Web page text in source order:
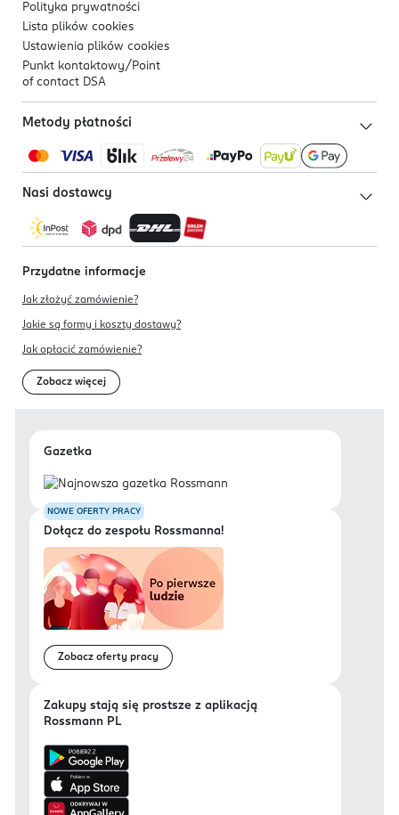
Polityka prywatności
Lista plików cookies
Ustawienia plików cookies
Punkt kontaktowy/ Point
of contact DSA
Metody płatności
Nasi dostawcy
Przydatne informacje
Jak złożyć zamówienie?
Jakie są formy i koszty dostawy?
Jak opłacić zamówienie?
Zobacz więcej
Gazetka
NOWE OFERTY PRACY
Dołącz do zespołu Rossmanna!
Zobacz oferty pracy
Zakupy stają się prostsze z aplikacją
Rossmann PL